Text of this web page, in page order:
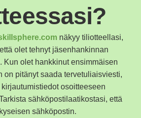
Finland
Italiano
Italy
Polski
Poland
Español
Spain
Deutsch
Germany
näkyy tiliotteellasi,
olet tehnyt jäsenhankinnan
. Kun olet hankkinut ensimmäisen
on pitänyt saada tervetuliaisviesti,
osoitteeseen
sähköpostilaatikostasi, että
sähköpostin.